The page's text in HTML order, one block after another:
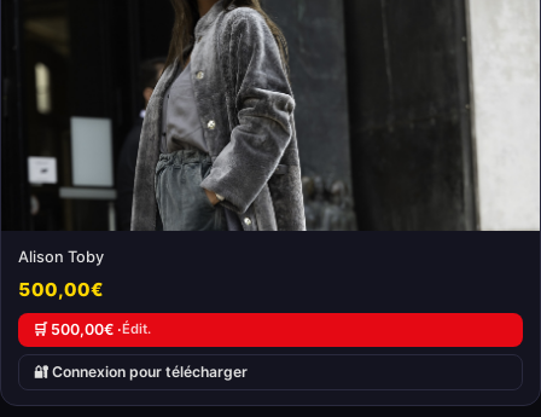
Alison Toby
500,00€
🛒 500,00€ ·Édit.
🔐 Connexion pour télécharger